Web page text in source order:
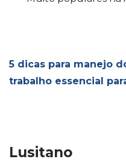
5 dicas para manejo
trabalho essencial
Lusitano